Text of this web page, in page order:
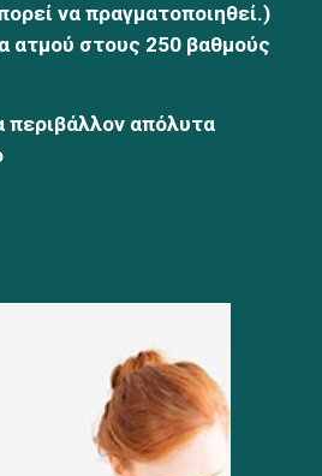
να πραγματοποιηθεί.)
ατμού στους 250 βαθμούς
περιβάλλον απόλυτα